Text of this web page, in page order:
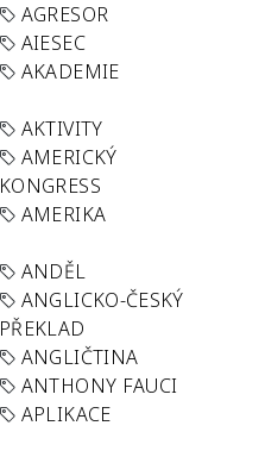
AGRESOR
AIESEC
AKADEMIE
AKTIVITY
AMERICKÝ
KONGRESS
AMERIKA
ANDĚL
ANGLICKO-ČESKÝ
PŘEKLAD
ANGLIČTINA
ANTHONY FAUCI
APLIKACE